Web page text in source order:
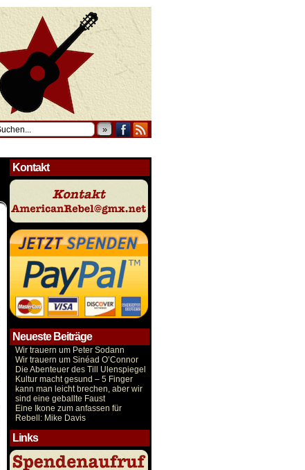
»
Kontakt
Neueste Beiträge
Wir trauern um Peter Sodann
Wir trauern um Sinéad O’Connor
Die Abenteuer des Till Ulenspiegel
Kultur macht gesund – 5 Finger
kann man leicht brechen, aber wir
sind eine geballte Faust
Eine Ikone zum anfassen für
Rebell: Mike Davis
Links